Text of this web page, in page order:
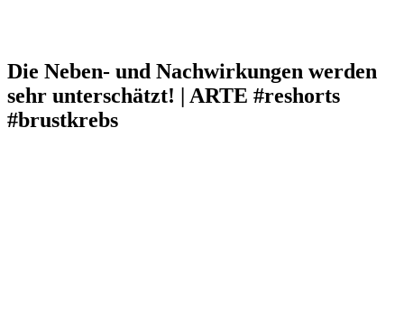
Die Neben- und Nachwirkungen werden
sehr unterschätzt! | ARTE #reshorts
#brustkrebs